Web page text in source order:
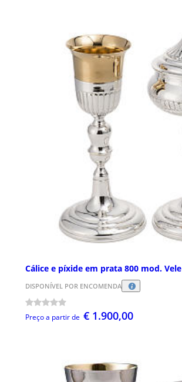
Cálice e píxide em prata 800 mod. Vele
DISPONÍVEL POR ENCOMENDA
Preço a partir de € 1.900,00